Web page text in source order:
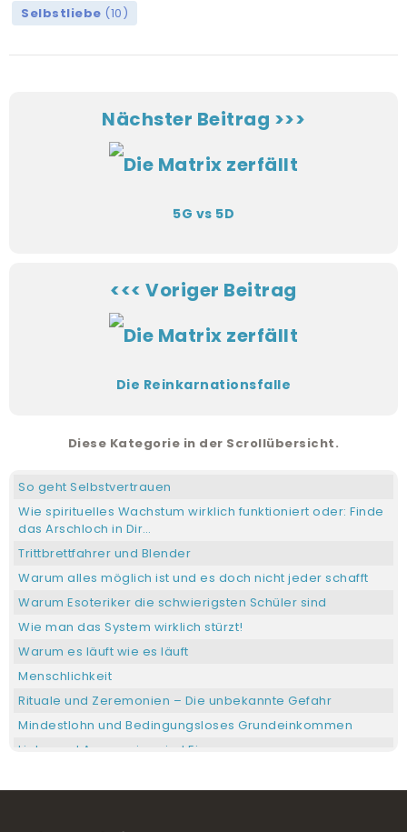
Selbstliebe (10)
Nächster Beitrag >>>
5G vs 5D
<<< Voriger Beitrag
Die Reinkarnationsfalle
Diese Kategorie in der Scrollübersicht.
So geht Selbstvertrauen
Wie spirituelles Wachstum wirklich funktioniert oder: Finde
das Arschloch in Dir…
Trittbrettfahrer und Blender
Warum alles möglich ist und es doch nicht jeder schafft
Warum Esoteriker die schwierigsten Schüler sind
Wie man das System wirklich stürzt!
Warum es läuft wie es läuft
Menschlichkeit
Rituale und Zeremonien – Die unbekannte Gefahr
Mindestlohn und Bedingungsloses Grundeinkommen
Liebe und Aggression sind Eins